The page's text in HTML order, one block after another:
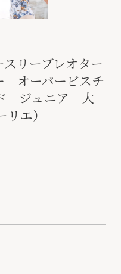
リーブレオター
オーバービスチ
ジュニア 大
エ）